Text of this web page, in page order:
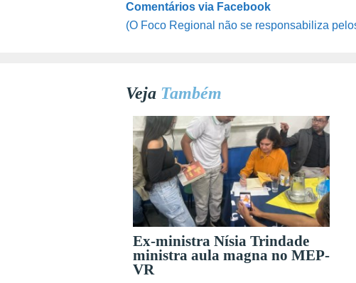
Comentários via Facebook
(O Foco Regional não se responsabiliza
Veja Também
Ex-ministra Nísia Trindade
ministra aula magna no MEP-
VR